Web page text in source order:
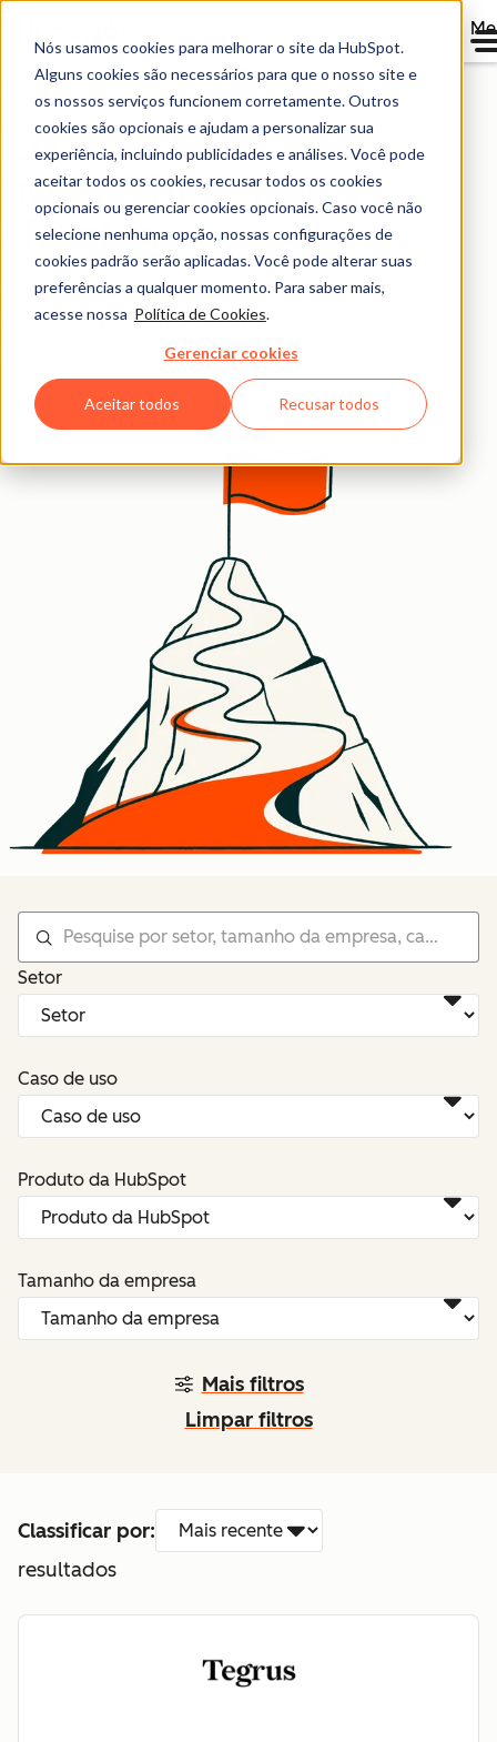
Nós usamos cookies para melhorar o site da HubSpot.
Alguns cookies são necessários para que o nosso site e
os nossos serviços funcionem corretamente. Outros
cookies são opcionais e ajudam a personalizar sua
experiência, incluindo publicidades e análises. Você pode
aceitar todos os cookies, recusar todos os cookies
opcionais ou gerenciar cookies opcionais. Caso você não
selecione nenhuma opção, nossas configurações de
cookies padrão serão aplicadas. Você pode alterar suas
preferências a qualquer momento. Para saber mais,
acesse nossa Política de Cookies.
Gerenciar cookies
Aceitar todos Recusar todos
Página principal dos estudos de caso
Explore todas as
nossas histórias de
clientes.
Saiba como empresas como a sua tiveram resultados
impressionantes com as ferramentas e soluções da
Mais filtros
Setor
Caso de uso
Produto da HubSpot
Tamanho da empresa
Limpar filtros
Classificar por:
resultados